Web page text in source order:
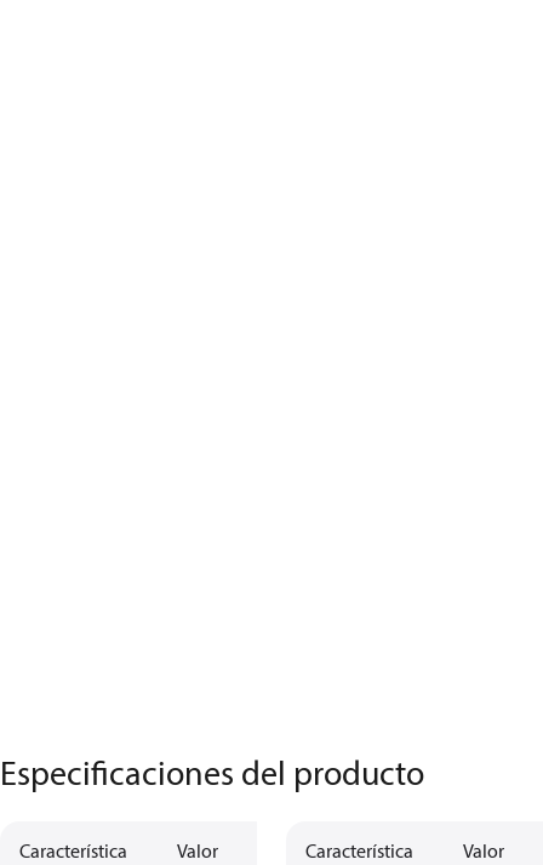
Especificaciones del producto
Característica Valor Característica Valor